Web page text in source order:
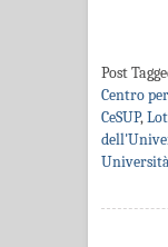
Post
Centro
CeSUP,